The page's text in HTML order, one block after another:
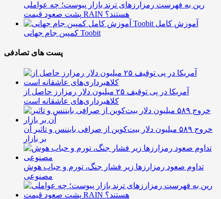
رین به فهرست رمزارزهای ترند بازار پیوست؛ چه عواملی
پشت صعود قیمت RAIN هستند؟
آموزش کامل
کمپین جام جهانی Toobit
پست های تصادفی
آمریکا در پی توقیف ۲۵ میلیون دلار رمزارز حاصل از
کلاهبرداری‌های عاشقانه است
خروج ۵۸۹ میلیون دلار بیت‌کوین از صرافی بایننس و تاثیر آن
بر بازار
تداوم صعود رمزارزها زیر فشار جنگ، تورم و حباب هوش
مصنوعی